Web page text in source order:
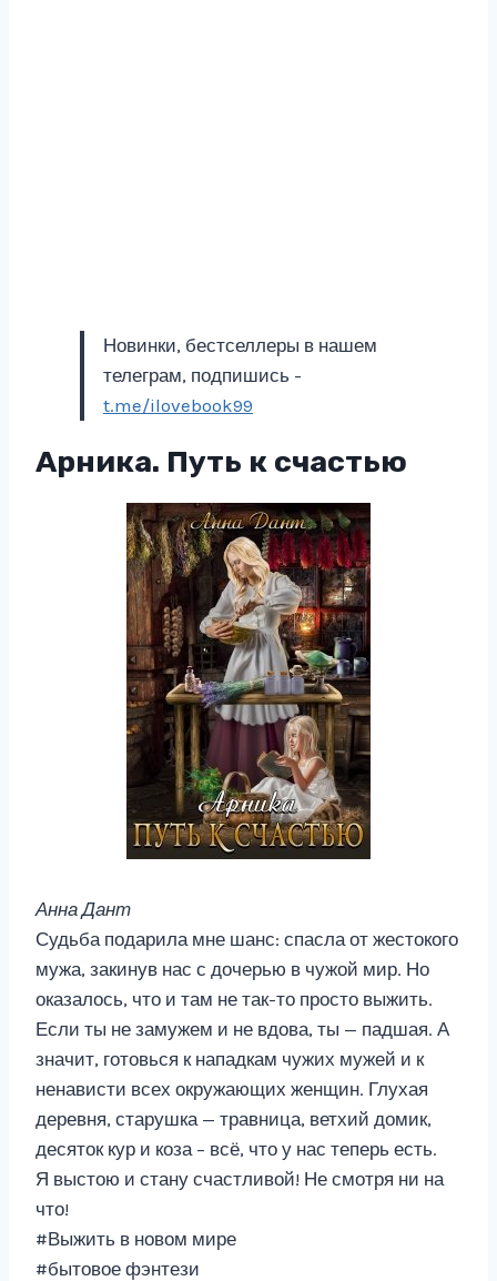
Новинки, бестселлеры в нашем
телеграм, подпишись -
t.me/ilovebook99
Арника. Путь к счастью
Анна Дант
Судьба подарила мне шанс: спасла от жестокого
мужа, закинув нас с дочерью в чужой мир. Но
оказалось, что и там не так-то просто выжить.
Если ты не замужем и не вдова, ты — падшая. А
значит, готовься к нападкам чужих мужей и к
ненависти всех окружающих женщин. Глухая
деревня, старушка — травница, ветхий домик,
десяток кур и коза – всё, что у нас теперь есть.
Я выстою и стану счастливой! Не смотря ни на
что!
#Выжить в новом мире
#бытовое фэнтези